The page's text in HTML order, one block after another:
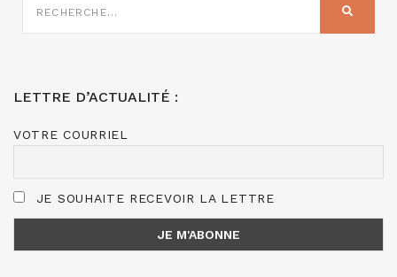
SUR
LETTRE D’ACTUALITÉ :
VOTRE COURRIEL
JE SOUHAITE RECEVOIR LA LETTRE